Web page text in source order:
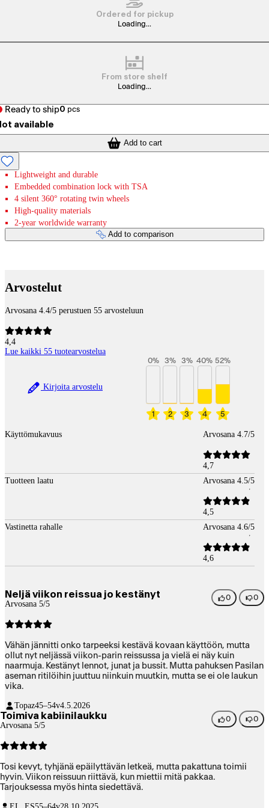
Ordered for pickup
Loading...
From store shelf
Loading...
Ready to ship0 pcs
available
Add to cart
Lightweight and durable
Embedded combination lock with TSA
4 silent 360° rotating twin wheels
High-quality materials
2-year worldwide warranty
Add to comparison
Arvostelut
Arvosana 4.4/5 perustuen 55 arvosteluun
4,4
Lue kaikki 55 tuotearvostelua
Kirjoita arvostelu
1
0%
2
3%
3
3%
4
40%
5
52%
Käyttömukavuus Arvosana 4.7/5
4,7
Tuotteen laatu
Arvosana 4.5/5
4,5
Vastinetta rahalle
Arvosana 4.6/5
4,6
Neljä viikon reissua jo kestänyt
Arvosana 5/5
0 0
Vähän jännitti onko tarpeeksi kestävä kovaan käyttöön, mutta
ollut nyt neljässä viikon-parin reissussa ja vielä ei näy kuin
naarmuja. Kestänyt lennot, junat ja bussit. Mutta pahuksen Pasilan
aseman ritilöihin juuttuu niinkuin muutkin, mutta se ei ole laukun
vika.
Topaz45–54v4.5.2026
Toimiva kabiinilaukku
Arvosana 5/5
0 0
Tosi kevyt, tyhjänä epäilyttävän letkeä, mutta pakattuna toimii
hyvin. Viikon reissuun riittävä, kun miettii mitä pakkaa.
Tarjouksessa myös hinta siedettävä.